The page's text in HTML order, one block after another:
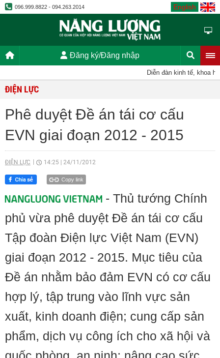
096.999.8822 - 094.263.2014 English
Đăng ký/Đăng nhập
Diễn đàn kinh tế, khoa
ĐIỆN LỰC
Phê duyệt Đề án tái cơ cấu
EVN giai đoạn 2012 - 2015
ĐIỆN LỰC 14:25 24/11/2012
Copy link
- Thủ tướng Chính
phủ vừa phê duyệt Đề án tái cơ cấu
Tập đoàn Điện lực Việt Nam (EVN)
giai đoạn 2012 - 2015. Mục tiêu của
Đề án nhằm bảo đảm EVN có cơ cấu
hợp lý, tập trung vào lĩnh vực sản
xuất, kinh doanh điện; cung cấp sản
phẩm, dịch vụ công ích cho xã hội và